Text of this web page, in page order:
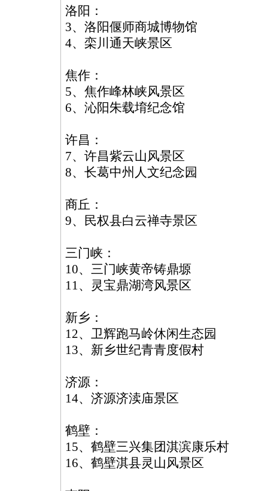
洛阳：
3、洛阳偃师商城博物馆
4、栾川通天峡景区
焦作：
5、焦作峰林峡风景区
6、沁阳朱载堉纪念馆
许昌：
7、许昌紫云山风景区
8、长葛中州人文纪念园
商丘：
9、民权县白云禅寺景区
三门峡：
10、三门峡黄帝铸鼎塬
11、灵宝鼎湖湾风景区
新乡：
12、卫辉跑马岭休闲生态园
13、新乡世纪青青度假村
济源：
14、济源济渎庙景区
鹤壁：
15、鹤壁三兴集团淇滨康乐村
16、鹤壁淇县灵山风景区